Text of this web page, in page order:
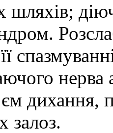
шляхів;
нерва
дихання,
залоз.